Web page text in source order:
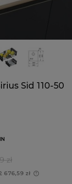
Sid 110-50
zł
676,59 zł